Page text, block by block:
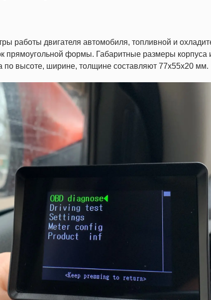
работы двигателя автомобиля, топливной и
прямоугольной формы. Габаритные размеры корпуса
по высоте, ширине, толщине составляют 77х55х20 мм.